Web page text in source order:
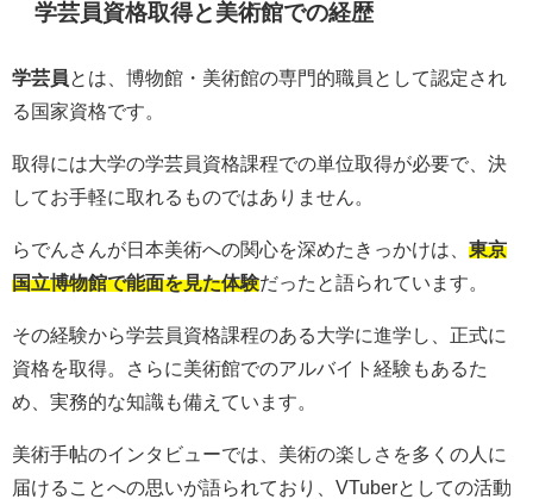
学芸員資格取得と美術館での経歴
学芸員とは、博物館・美術館の専門的職員として認定され
る国家資格です。
取得には大学の学芸員資格課程での単位取得が必要で、決
してお手軽に取れるものではありません。
らでんさんが日本美術への関心を深めたきっかけは、 東京
国立博物館で能面を見た体験だったと語られています。
その経験から学芸員資格課程のある大学に進学し、正式に
資格を取得。さらに美術館でのアルバイト経験もあるた
め、実務的な知識も備えています。
美術手帖のインタビューでは、美術の楽しさを多くの人に
届けることへの思いが語られており、VTuberとしての活動